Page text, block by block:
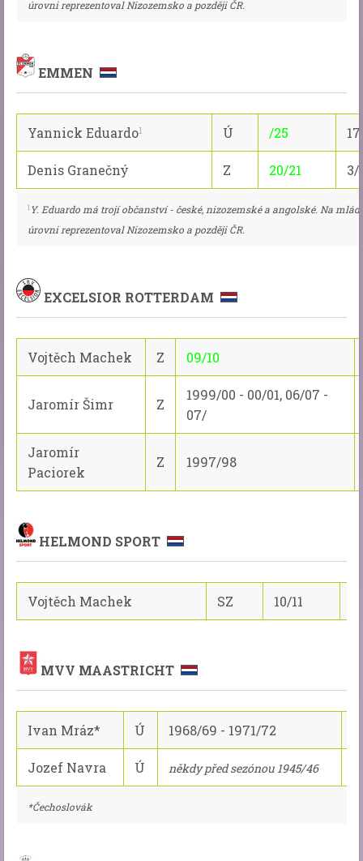
úrovni reprezentoval Nizozemsko a později ČR.
EMMEN
Yannick Eduardo1 Ú /25
Denis Granečný Z 20/21 3/
1 Y. Eduardo má trojí občanství - české, nizozemské a angolské. Na
úrovni reprezentoval Nizozemsko a později ČR.
EXCELSIOR ROTTERDAM
Vojtěch Machek Z 09/10
Jaromír Šimr Z
1999/00 - 00/01, 06/07 -
07/
Jaromír
Paciorek
Z 1997/98
HELMOND SPORT
Vojtěch Machek SZ 10/11
MVV MAASTRICHT
Ivan Mráz* Ú 1968/69 - 1971/72
Jozef Navra Ú někdy před sezónou 1945/46
*Čechoslovák